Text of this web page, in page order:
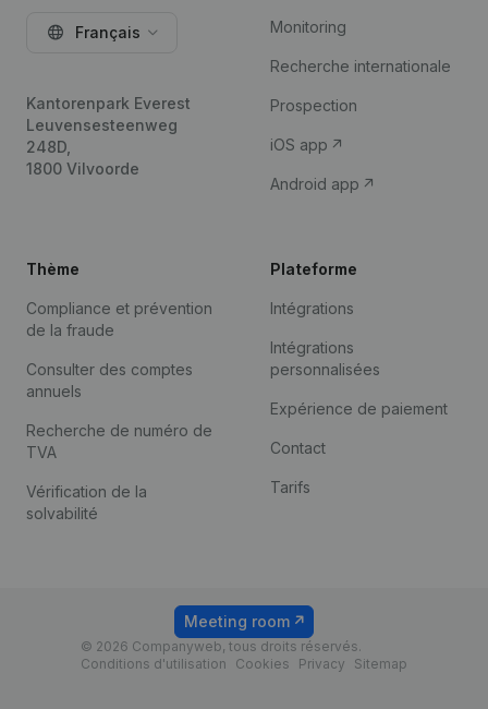
Français
Kantorenpark Everest
Leuvensesteenweg
248D,
1800 Vilvoorde
Monitoring
Recherche internationale
Prospection
iOS app
Android app
Thème
Compliance et prévention
de la fraude
Consulter des comptes
annuels
Recherche de numéro de
TVA
Vérification de la
solvabilité
Plateforme
Intégrations
Intégrations
personnalisées
Expérience de paiement
Contact
Tarifs
© 2026 Companyweb, tous droits réservés.
Conditions d'utilisation
Cookies Privacy Sitemap
Meeting room